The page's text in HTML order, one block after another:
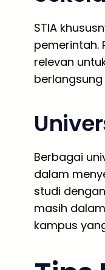
STIA
pemerintah.
relevan
Berbagai
dalam
studi
masih
kampus